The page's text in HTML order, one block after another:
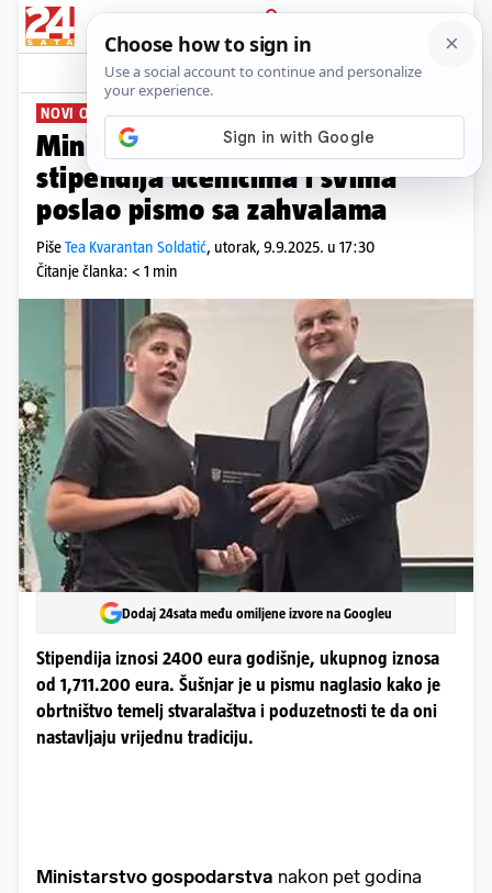
PRIJAVA
News Komentari
NOVI OBRTNICI
Ministar Šušnjar dodijelio 713
stipendija učenicima i svima
poslao pismo sa zahvalama
PišeTea Kvarantan Soldatić, utorak, 9.9.2025. u 17:30
Čitanje članka: < 1 min
Dodaj 24sata među omiljene izvore na Googleu
Stipendija iznosi 2400 eura godišnje, ukupnog iznosa
od 1,711.200 eura. Šušnjar je u pismu naglasio kako je
obrtništvo temelj stvaralaštva i poduzetnosti te da oni
nastavljaju vrijednu tradiciju.
Ministarstvo gospodarstva nakon pet godina